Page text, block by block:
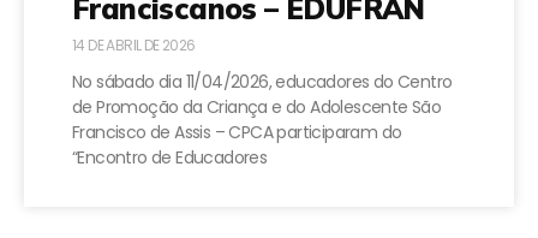
Franciscanos – EDUFRAN
14 DE ABRIL DE 2026
No sábado dia 11/04/2026, educadores do Centro
de Promoção da Criança e do Adolescente São
Francisco de Assis – CPCA participaram do
“Encontro de Educadores